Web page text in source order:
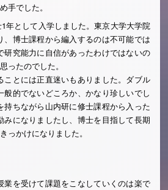
手でした。
年として入学しました。東京大学大学院
博士課程から編入するのは不可能では
究能力に自信があったわけではないの
ったのでした。
とには正直迷いもありました。ダブル
的でないどころか、かなり珍しいでし
ちながら山内研に修士課程から入った
になりましたし、博士を目指して長期
っかけになりました。
を受けて課題をこなしていくのは楽で